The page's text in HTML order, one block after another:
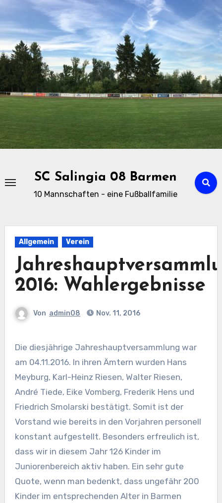
Zu
Inhalten
springen
SC Salingia 08 Barmen
10 Mannschaften - eine Fußballfamilie
Allgemein Verein
2016: Wahlergebnisse
Von admin08 Nov. 11, 2016
Die diesjährige Jahreshauptversammlung war
am 04.11.2016. In ihren Ämtern wurden Hans
Meyburg, Karl-Heinz Riesen, Walter Riesen,
André Tiede, Eike Vomberg, Frederik Hens und
Friedrich Smolarski bestätigt. Somit ist der
Vorstand wie bereits in den Vorjahren personell
konstant aufgestellt. Besonders erfreulich ist,
dass wir in diesem Jahr 126 Kinder im
Juniorenbereich aktiv haben. Ein sehr gute
Quote, wenn man bedenkt, dass ungefähr 200
Kinder im entsprechenden Alter in Barmen